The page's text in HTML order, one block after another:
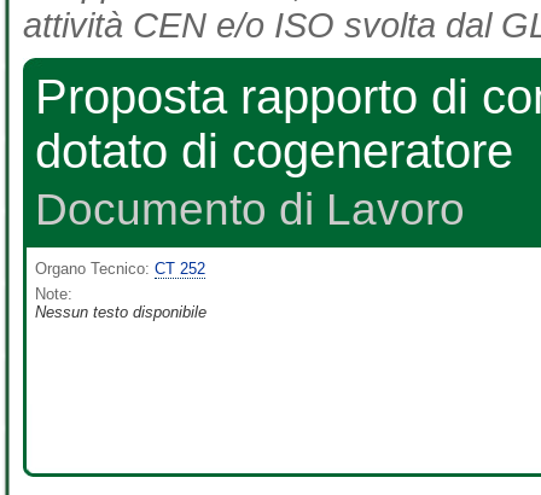
attività CEN e/o ISO svolta dal
Proposta rapporto di
dotato di cogeneratore
Documento di Lavoro
Organo Tecnico: CT 252
Note:
Nessun testo disponibile